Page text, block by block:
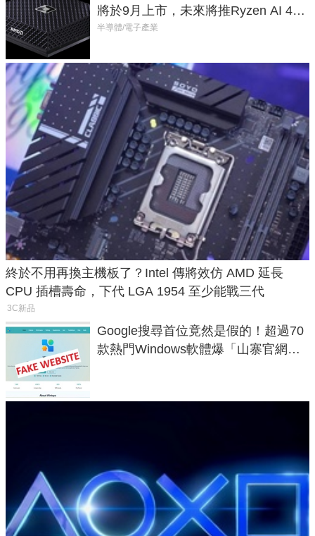
將於9月上市，未來將推Ryzen AI 400
Max系列處理器與對應升級版
半導體/電子產業
終於不用再換主機板了？Intel 傳將效仿 AMD 延長
CPU 插槽壽命，下代 LGA 1954 至少能戰三代
3C新品
Google搜尋首位竟然是假的！超過70
款熱門Windows軟體爆「山寨官網」